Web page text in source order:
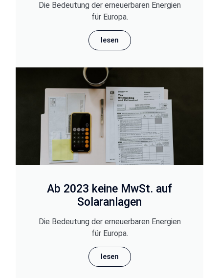
Die Bedeutung der erneuerbaren Energien
für Europa.
lesen
Ab 2023 keine MwSt. auf
Solaranlagen
Die Bedeutung der erneuerbaren Energien
für Europa.
lesen